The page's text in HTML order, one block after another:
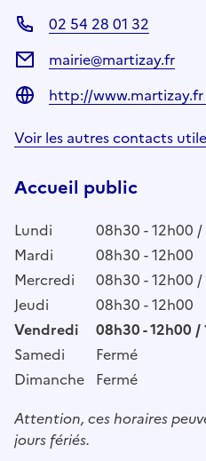
02 54 28 01 32
mairie@martizay.fr
http://www.martizay.fr
Voir les autres contacts
Accueil public
Lundi
08h30 - 12h00 /
Mardi
08h30 - 12h00
Mercredi
08h30 - 12h00 /
Jeudi
08h30 - 12h00
Vendredi
08h30 - 12h00 /
Samedi
Fermé
Dimanche Fermé
Attention, ces horaires
jours fériés.